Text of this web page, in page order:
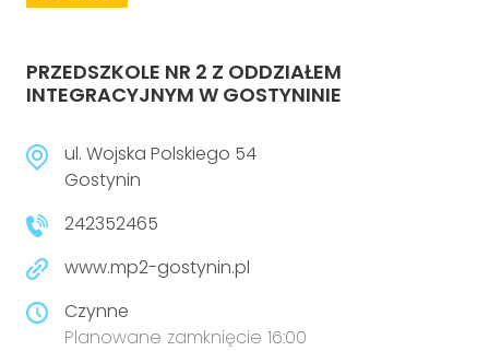
PRZEDSZKOLE NR 2 Z ODDZIAŁEM
INTEGRACYJNYM W GOSTYNINIE
ul. Wojska Polskiego 54
Gostynin
242352465
www.mp2-gostynin.pl
Czynne
Planowane zamknięcie 16:00